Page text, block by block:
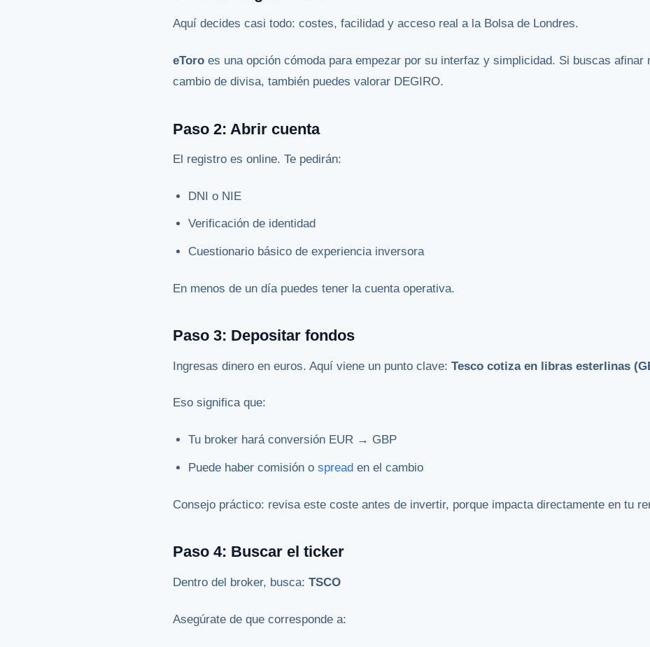
Aquí decides casi todo: costes, facilidad y acceso real a la Bolsa de Londres.
eToro es una opción cómoda para empezar por su interfaz y simplicidad. Si buscas afinar
cambio de divisa, también puedes valorar DEGIRO.
Paso 2: Abrir cuenta
El registro es online. Te pedirán:
DNI o NIE
Verificación de identidad
Cuestionario básico de experiencia inversora
En menos de un día puedes tener la cuenta operativa.
Paso 3: Depositar fondos
Ingresas dinero en euros. Aquí viene un punto clave: Tesco cotiza en libras esterlinas
Eso significa que:
Tu broker hará conversión EUR → GBP
Puede haber comisión ospread en el cambio
Consejo práctico: revisa este coste antes de invertir, porque impacta directamente en tu
Paso 4: Buscar el ticker
Dentro del broker, busca: TSCO
Asegúrate de que corresponde a: